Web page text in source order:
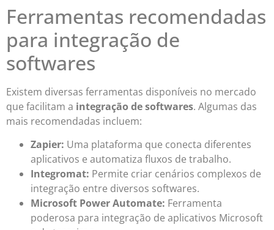
Ferramentas recomendadas
para integração de
softwares
Existem diversas ferramentas disponíveis no mercado
que facilitam a integração de softwares. Algumas das
mais recomendadas incluem:
Zapier: Uma plataforma que conecta diferentes
aplicativos e automatiza fluxos de trabalho.
Integromat: Permite criar cenários complexos de
integração entre diversos softwares.
Microsoft Power Automate: Ferramenta
poderosa para integração de aplicativos Microsoft